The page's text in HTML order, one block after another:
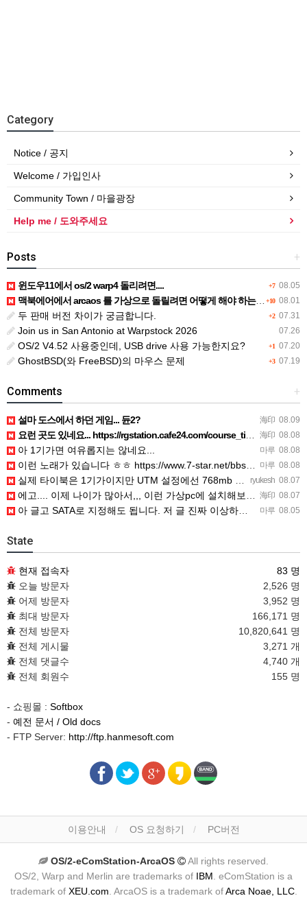
Category
Notice / 공지
Welcome / 가입인사
Community Town / 마을광장
Help me / 도와주세요
+
Posts
+7 08.05
윈도우11에서 os/2 warp4 돌리려면....
+10 08.01
맥북에어에서 arcaos 를 가상으로 돌릴려면 어떻게 해야 하는 지요?
+2 07.31
두 판매 버전 차이가 궁금합니다.
07.26
Join us in San Antonio at Warpstock 2026
+1 07.20
OS/2 V4.52 사용중인데, USB drive 사용 가능한지요?
+3 07.19
GhostBSD(와 FreeBSD)의 마우스 문제
+
Comments
海印 08.09
설마 도스에서 하던 게임... 듄2?
海印 08.08
요런 곳도 있네요... https://rgstation.cafe24.com/course_tip/306500
마루 08.08
아 1기가면 여유롭지는 않네요...
마루 08.08
이런 노래가 있습니다 ㅎㅎ https://www.7-star.net/bbs/board.php?bo_table…
ryukesh 08.07
실제 타이북은 1기가이지만 UTM 설정에선 768mb 입니다. 1기가나 그 보다 넘게 설정하면 UTM 에뮬레…
海印 08.07
에고.... 이제 나이가 많아서,,, 이런 가상pc에 설치해보는 것도 귀찮군요.. ㅎㅎ 날씨도 덥고.....…
마루 08.05
아 글고 SATA로 지정해도 됩니다. 저 글 진짜 이상하네요. 옛날꺼 퍼와서 그런거 같은데요.
State
현재 접속자
83 명
오늘 방문자
2,526 명
어제 방문자
3,952 명
최대 방문자
166,171 명
전체 방문자
10,820,641 명
전체 게시물
3,271 개
전체 댓글수
4,740 개
전체 회원수
155 명
- 쇼핑몰 : Softbox
- 예전 문서 / Old docs
- FTP Server: http://ftp.hanmesoft.com
이용안내 OS 요청하기 PC버전
OS/2-eComStation-ArcaOS
All rights reserved.
OS/2, Warp and Merlin are trademarks of IBM . eComStation is a
trademark of XEU.com . ArcaOS is a trademark ofArca Noae, LLC.